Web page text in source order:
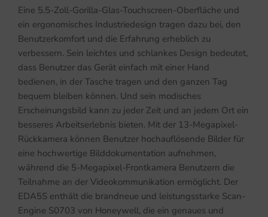
Eine 5.5-Zoll-Gorilla-Glas-Touchscreen-Oberfläche und
ein ergonomisches Industriedesign tragen dazu bei, den
Benutzerkomfort und die Erfahrung erheblich zu
verbessern. Sein leichtes und schlankes Design bedeutet,
dass Benutzer das Gerät einfach mit einer Hand
bedienen, in der Tasche tragen und den ganzen Tag
bequem bleiben können. Und sein modisches
Erscheinungsbild kann zu jeder Zeit und an jedem Ort ein
besseres Arbeitserlebnis bieten. Mit der 13-Megapixel-
Rückkamera können Benutzer hochauflösende Bilder für
eine hochwertige Bilddokumentation aufnehmen,
während die 5-Megapixel-Frontkamera Benutzern die
Teilnahme an der Videokommunikation ermöglicht. Der
EDA5S enthält die brandneue und leistungsstarke Scan-
Engine S0703 von Honeywell, die ein genaues und